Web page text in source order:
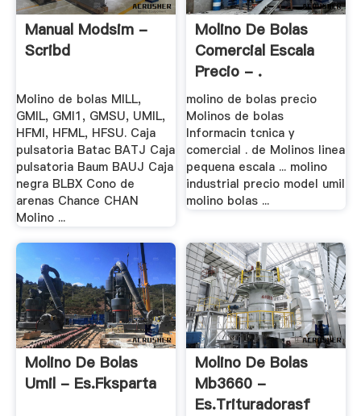
Manual Modsim -
Scribd
Molino de bolas MILL,
GMIL, GMI1, GMSU, UMIL,
HFMI, HFML, HFSU. Caja
pulsatoria Batac BATJ Caja
pulsatoria Baum BAUJ Caja
negra BLBX Cono de
arenas Chance CHAN
Molino ...
Molino De Bolas
Comercial Escala
Precio - .
molino de bolas precio
Molinos de bolas
Informacin tcnica y
comercial . de Molinos linea
pequena escala ... molino
industrial precio model umil
molino bolas ...
Molino De Bolas
Umil - Es.fksparta
Molino De Bolas
Mb3660 -
Es.trituradorasf